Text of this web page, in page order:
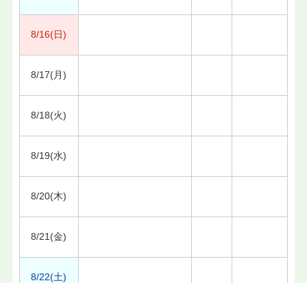
8/16(日)
8/17(月)
8/18(火)
8/19(水)
8/20(木)
8/21(金)
8/22(土)